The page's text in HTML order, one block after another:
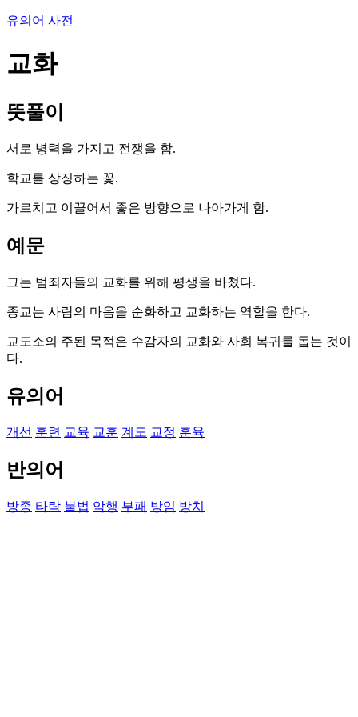
유의어 사전
교화
뜻풀이
서로 병력을 가지고 전쟁을 함.
학교를 상징하는 꽃.
가르치고 이끌어서 좋은 방향으로 나아가게 함.
예문
그는 범죄자들의 교화를 위해 평생을 바쳤다.
종교는 사람의 마음을 순화하고 교화하는 역할을 한다.
교도소의 주된 목적은 수감자의 교화와 사회 복귀를 돕는 것이
다.
유의어
개선 훈련 교육 교훈 계도 교정 훈육
반의어
방종 타락 불법 악행 부패 방임 방치